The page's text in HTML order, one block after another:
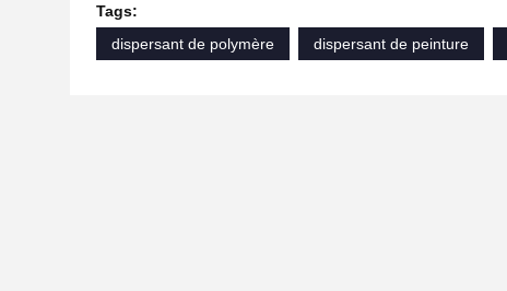
Tags:
dispersant de polymère
dispersant de peinture